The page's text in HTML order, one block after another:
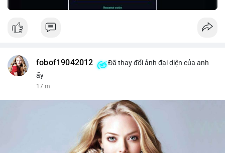
fobof19042012
Đã thay đổi ảnh đại diện của anh
ấy
17 m